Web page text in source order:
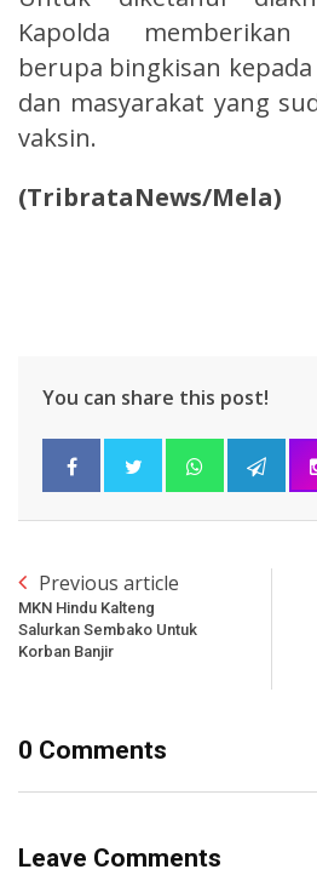
Kapolda
berupa bingkisan
dan masyarakat yang
vaksin.
(TribrataNews/Mela)
You can share this post!
Previous article
MKN Hindu Kalteng
Salurkan Sembako Untuk
Korban Banjir
0 Comments
Leave Comments